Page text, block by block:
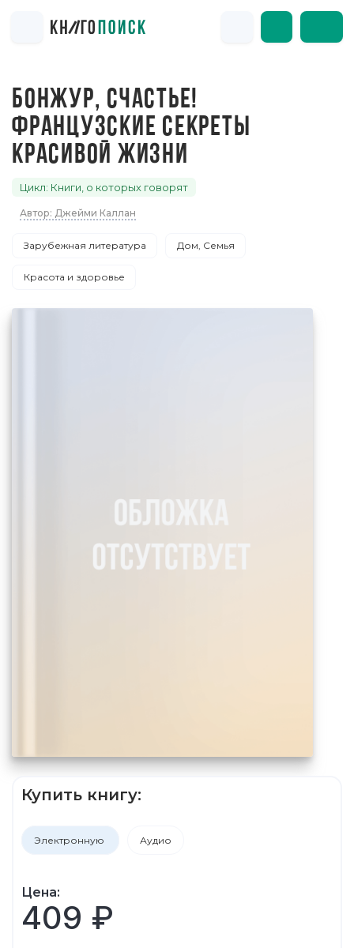
БОНЖУР, СЧАСТЬЕ!
ФРАНЦУЗСКИЕ СЕКРЕТЫ
КРАСИВОЙ ЖИЗНИ
Цикл: Книги, о которых говорят
Автор: Джейми Каллан
Зарубежная литература Дом, Семья
Красота и здоровье
Купить книгу:
Электронную Аудио
Цена:
409 ₽